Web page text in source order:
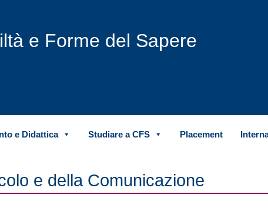
e Forme del Sapere
e Didattica Studiare a CFS Placement
e della Comunicazione